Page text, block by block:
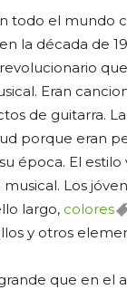
todo el mundo
la década de
Eran
de guitarra.
porque eran
época. El
Los
largo, colores
y otros
que en el